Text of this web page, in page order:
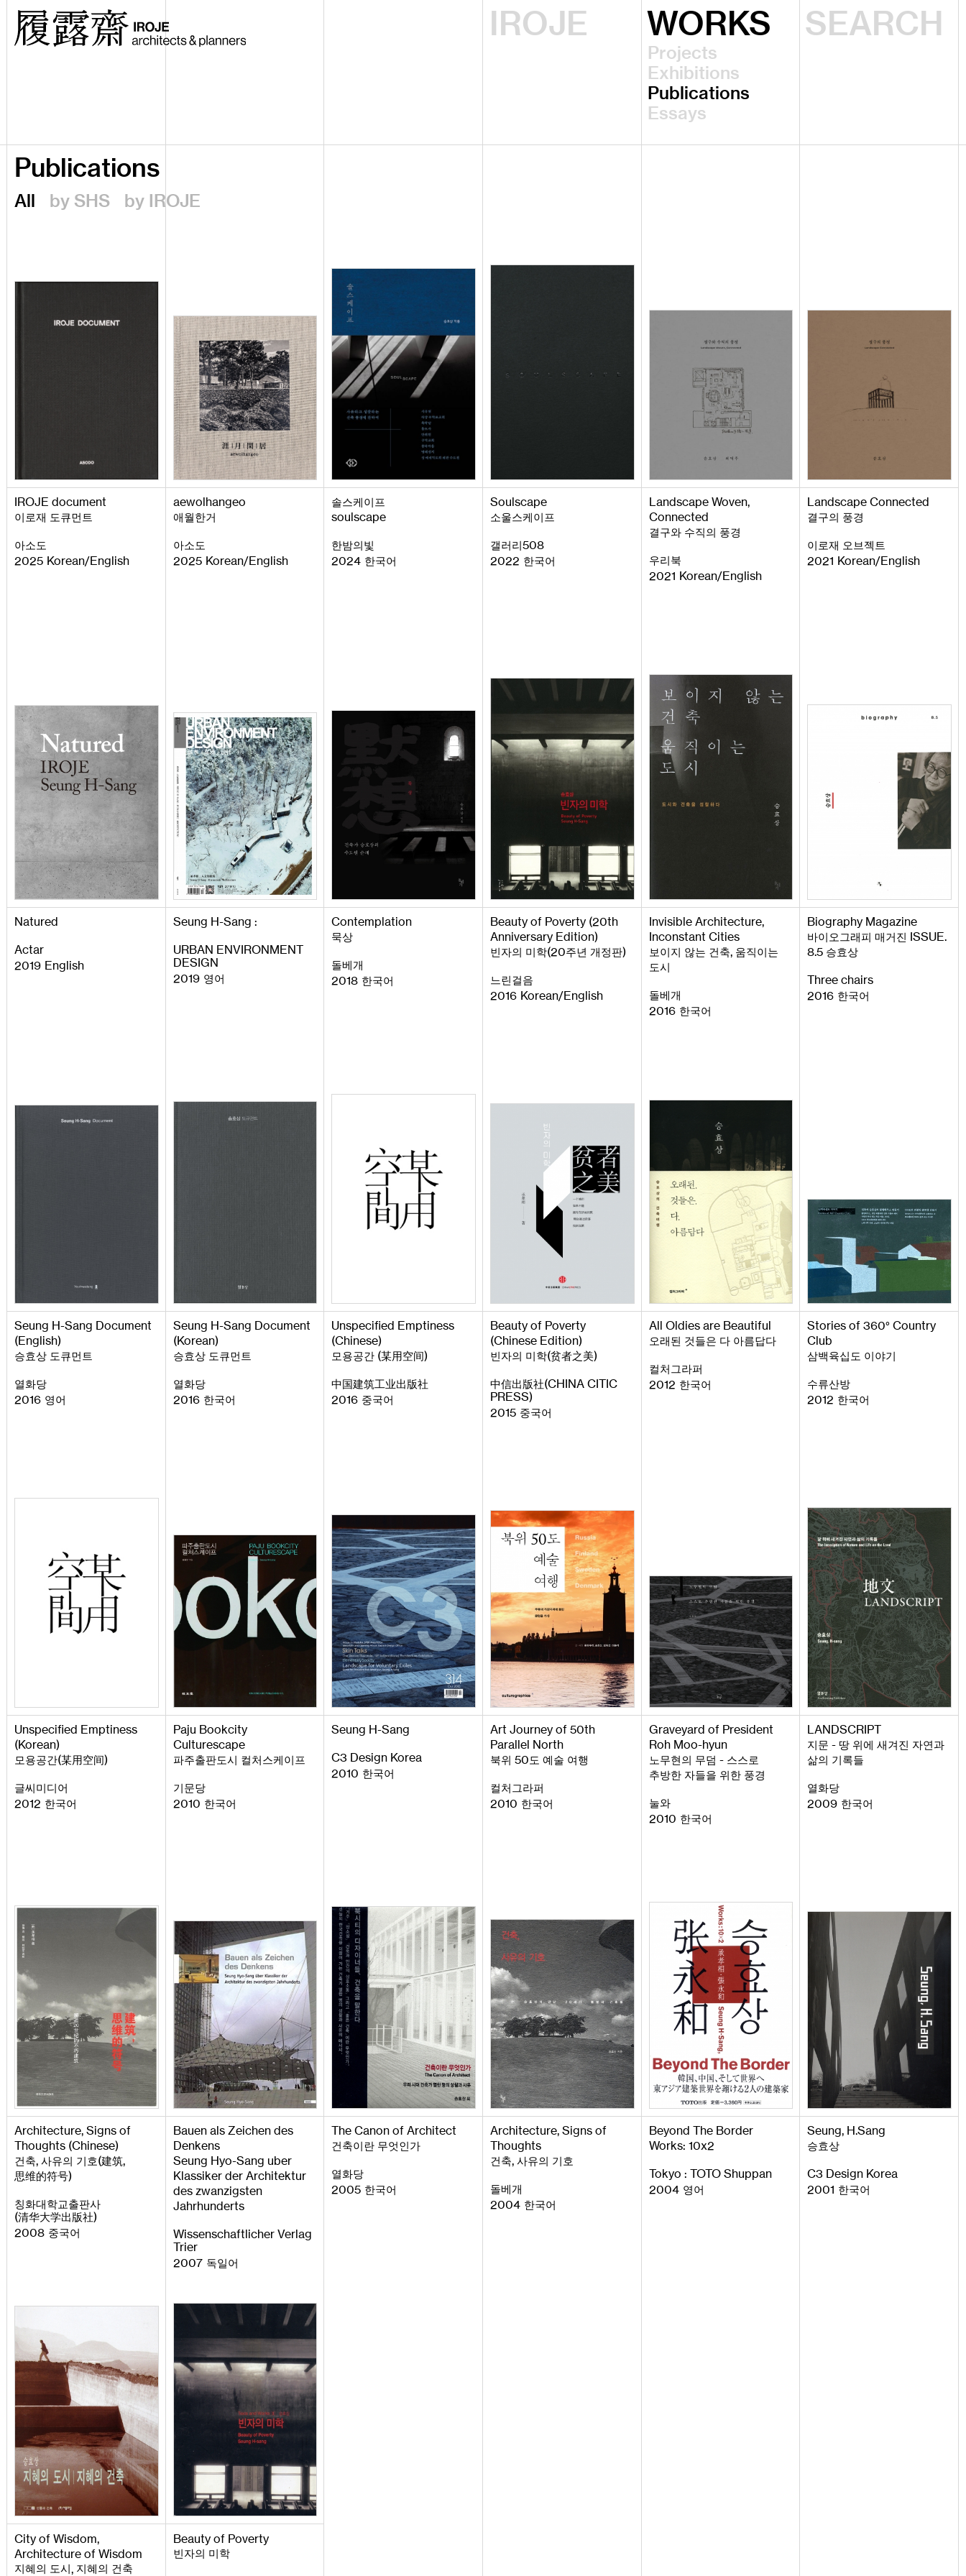
IROJE WORKS
Projects
Exhibitions
Publications
Essays
Publications
All by SHS by IROJE
IROJE document
이로재 도큐먼트
아소도
2025 Korean/English
aewolhangeo
애월한거
아소도
2025 Korean/English
솔스케이프
soulscape
한밤의빛
2024 한국어
Soulscape
소울스케이프
갤러리508
2022 한국어
Landscape Woven,
Connected
결구와 수직의 풍경
우리북
2021 Korean/English
Landscape Connected
결구의 풍경
이로재 오브젝트
2021 Korean/English
Natured
Actar
2019 English
Seung H-Sang :
URBAN ENVIRONMENT
DESIGN
2019 영어
Contemplation
묵상
돌베개
2018 한국어
Beauty of Poverty (20th
Anniversary Edition)
빈자의 미학(20주년 개정판)
느린걸음
2016 Korean/English
Invisible Architecture,
Inconstant Cities
보이지 않는 건축,움직이는
도시
돌베개
2016 한국어
Biography Magazine
바이오그래피 매거진 ISSUE.
8.5 승효상
Three chairs
2016 한국어
Seung H-Sang Document
(English)
승효상 도큐먼트
열화당
2016 영어
Seung H-Sang Document
(Korean)
승효상 도큐먼트
열화당
2016 한국어
Unspecified Emptiness
(Chinese)
모용공간 (某用空间)
中国建筑工业出版社
2016 중국어
Beauty of Poverty
(Chinese Edition)
빈자의 미학(贫者之美)
中信出版社(CHINA CITIC
PRESS)
2015 중국어
All Oldies are Beautiful
오래된 것들은 다 아름답다
컬처그라퍼
2012 한국어
Stories of 360°Country
Club
삼백육십도 이야기
수류산방
2012 한국어
Unspecified Emptiness
(Korean)
모용공간(某用空间)
글씨미디어
2012 한국어
Paju Bookcity
Culturescape
파주출판도시 컬처스케이프
기문당
2010 한국어
Seung H-Sang
C3 Design Korea
2010 한국어
Art Journey of 50th
Parallel North
북위 50도 예술 여행
컬처그라퍼
2010 한국어
Graveyard of President
Roh Moo-hyun
노무현의 무덤 -스스로
추방한 자들을 위한 풍경
눌와
2010 한국어
LANDSCRIPT
지문- 땅 위에 새겨진 자연과
삶의 기록들
열화당
2009 한국어
Architecture, Signs of
Thoughts (Chinese)
건축, 사유의 기호(建筑,
思维的符号)
칭화대학교출판사
(清华大学出版社)
2008 중국어
Bauen als Zeichen des
Denkens
Seung Hyo-Sang uber
Klassiker der Architektur
des zwanzigsten
Jahrhunderts
Wissenschaftlicher Verlag
Trier
2007 독일어
The Canon of Architect
건축이란 무엇인가
열화당
2005 한국어
Architecture, Signs of
Thoughts
건축,사유의 기호
돌베개
2004 한국어
Beyond The Border
Works: 10x2
Tokyo : TOTO Shuppan
2004 영어
Seung, H.Sang
승효상
C3 Design Korea
2001 한국어
City of Wisdom,
Architecture of Wisdom
지혜의 도시, 지혜의 건축
Beauty of Poverty
빈자의 미학